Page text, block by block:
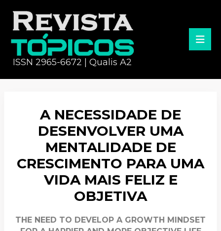
ISSN 2965-6672 | Qualis A2
A NECESSIDADE DE
DESENVOLVER UMA
MENTALIDADE DE
CRESCIMENTO PARA UMA
VIDA MAIS FELIZ E
OBJETIVA
THE NEED TO DEVELOP A GROWTH MINDSET